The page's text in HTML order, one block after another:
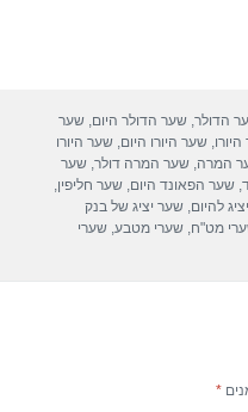
הדולר,שער הדולר היום,שער
,שער היורו היום,שער היורו
המרה,שער המרה דולר,שער
,שער הפאונד היום,שער חליפין,
להיום,שער יציג של בנק
מט"ח,שערי מטבע,שערי
*